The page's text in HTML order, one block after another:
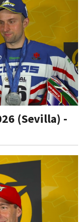
(Sevilla) -